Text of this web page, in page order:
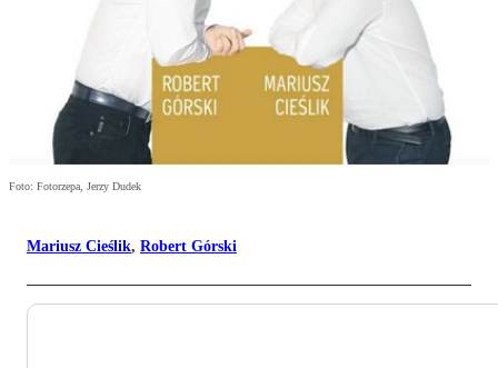
Foto: Fotorzepa, Jerzy Dudek
Mariusz Cieślik, Robert Górski